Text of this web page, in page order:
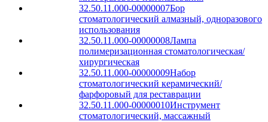
32.50.11.000-00000007Бор
стоматологический алмазный, одноразового
использования
32.50.11.000-00000008Лампа
полимеризационная стоматологическая/
хирургическая
32.50.11.000-00000009Набор
стоматологический керамический/
фарфоровый для реставрации
32.50.11.000-00000010Инструмент
стоматологический, массажный